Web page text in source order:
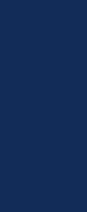
in diesem Jahr
und
dazu
Motto „Koblenz
die
Weinlandschaft
findet in